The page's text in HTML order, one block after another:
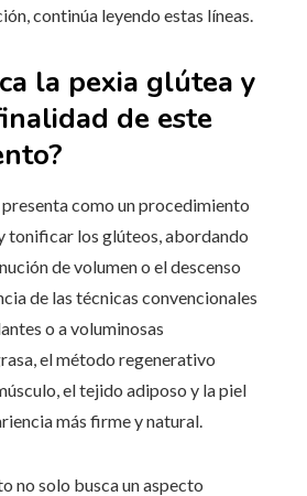
continúa leyendo estas líneas.
la pexia glútea y
de este
presenta como un procedimiento
tonificar los glúteos, abordando
de volumen o el descenso
de las técnicas convencionales
o a voluminosas
el método regenerativo
el tejido adiposo y la piel
más firme y natural.
no solo busca un aspecto